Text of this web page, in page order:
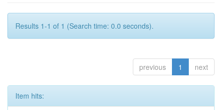
Results 1-1 of 1 (Search time: 0.0 seconds).
previous 1 next
Item hits: